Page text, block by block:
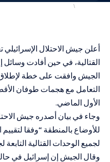
أهم الاخبارإسرائيليات
أعلن جيش الاحتلال الإسرائيلي
القتالية، في حين أفادت وسائل
الجيش وافقت على خطة
التعامل مع هجمات طوفان
الأول الماضي.
وجاء في بيان أصدره جيش
للأوضاع بالمنطقة “وفقا
لجميع الوحدات القتالية
وقال الجيش إن إسرائيل في